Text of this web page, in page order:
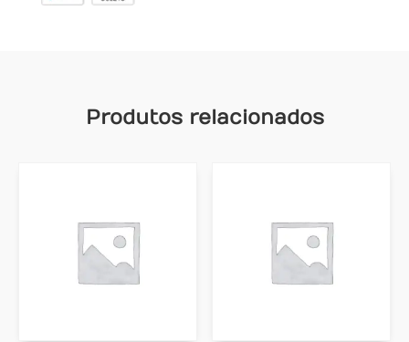
Produtos relacionados